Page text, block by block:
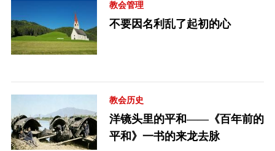
教会管理
不要因名利乱了起初的心
教会历史
洋镜头里的平和——《百年前的
平和》一书的来龙去脉